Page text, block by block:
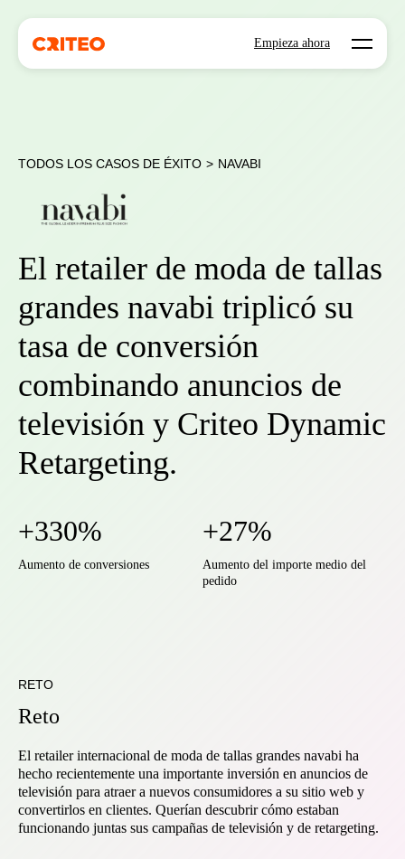
Empieza ahora Open
TODOS LOS CASOS DE ÉXITO > NAVABI
El retailer de moda de tallas
grandes navabi triplicó su
tasa de conversión
combinando anuncios de
televisión y Criteo Dynamic
Retargeting.
+330%
Aumento de conversiones
+27%
Aumento del importe medio del
pedido
RETO
Reto
El retailer internacional de moda de tallas grandes navabi ha
hecho recientemente una importante inversión en anuncios de
televisión para atraer a nuevos consumidores a su sitio web y
convertirlos en clientes. Querían descubrir cómo estaban
funcionando juntas sus campañas de televisión y de retargeting.